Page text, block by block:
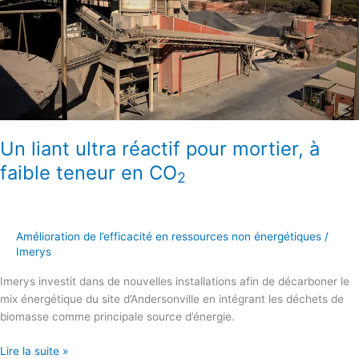
Un liant ultra réactif pour mortier, à
faible teneur en CO2
Amélioration de l’efficacité en ressources non énergétiques /
Imerys
Imerys investit dans de nouvelles installations afin de décarboner le
mix énergétique du site d’Andersonville en intégrant les déchets de
biomasse comme principale source d’énergie.
faible
teneur
en
CO
Lire la suite »